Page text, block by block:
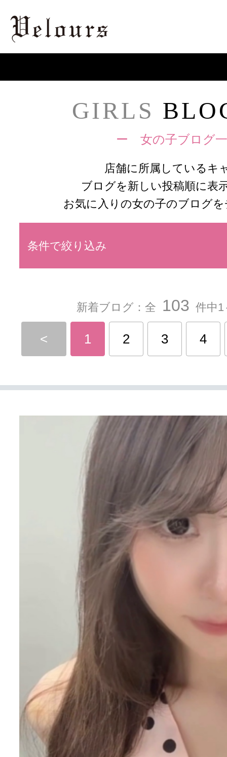
GIRLS
ー 女の子ブログ
店舗に所属しているキ
ブログを新しい投稿順に表
お気に入りの女の子のブログ
条件で絞り込み
新着ブログ：全 103 件中1
< 1 2 3 4